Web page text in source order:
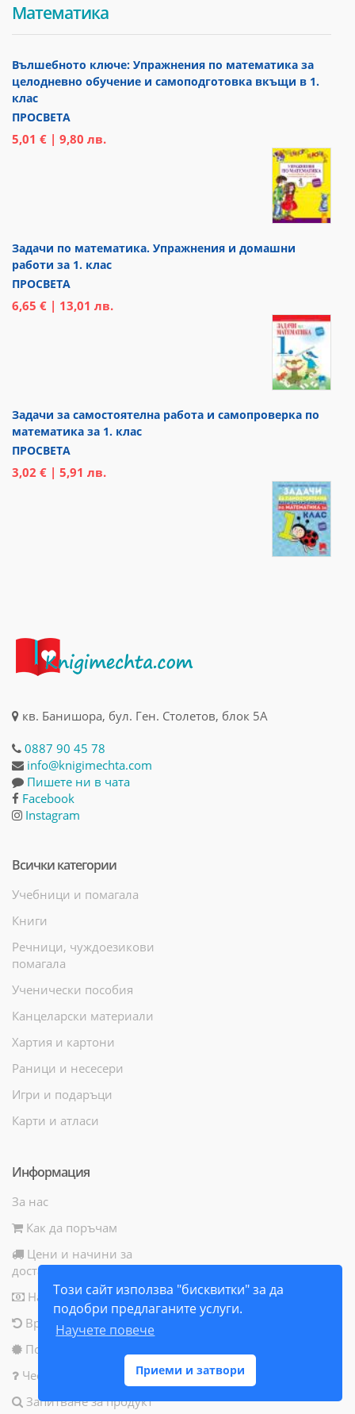
Този сайт използва "бисквитки" за да
подобри предлаганите услуги.
Научете повече
Приеми и затвори
Математика
Вълшебното ключе: Упражнения по математика за
целодневно обучение и самоподготовка вкъщи в 1.
клас
ПРОСВЕТА
5,01 € | 9,80 лв.
Задачи по математика. Упражнения и домашни
работи за 1. клас
ПРОСВЕТА
6,65 € | 13,01 лв.
Задачи за самостоятелна работа и самопроверка по
математика за 1. клас
ПРОСВЕТА
3,02 € | 5,91 лв.
кв. Банишора, бул. Ген. Столетов, блок 5А
0887 90 45 78
info@knigimechta.com
Пишете ни в чата
Facebook
Instagram
Всички категории
Учебници и помагала
Книги
Речници, чуждоезикови
помагала
Ученически пособия
Канцеларски материали
Хартия и картони
Раници и несесери
Игри и подаръци
Карти и атласи
Информация
За нас
Как да поръчам
Цени и начини за
доставка
Начини за плащане
Връщане на продукт
Политика за бисквитки
Често задавани въпроси
Запитване за продукт